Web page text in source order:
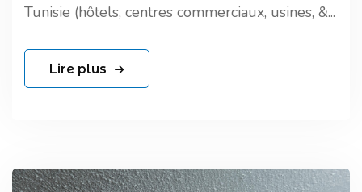
Tunisie (hôtels, centres commerciaux, usines, &...
Lire plus